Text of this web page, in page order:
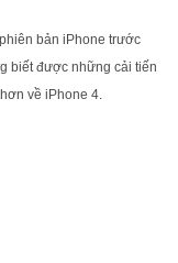
bản iPhone trước
biết được những cải tiến
về iPhone 4.